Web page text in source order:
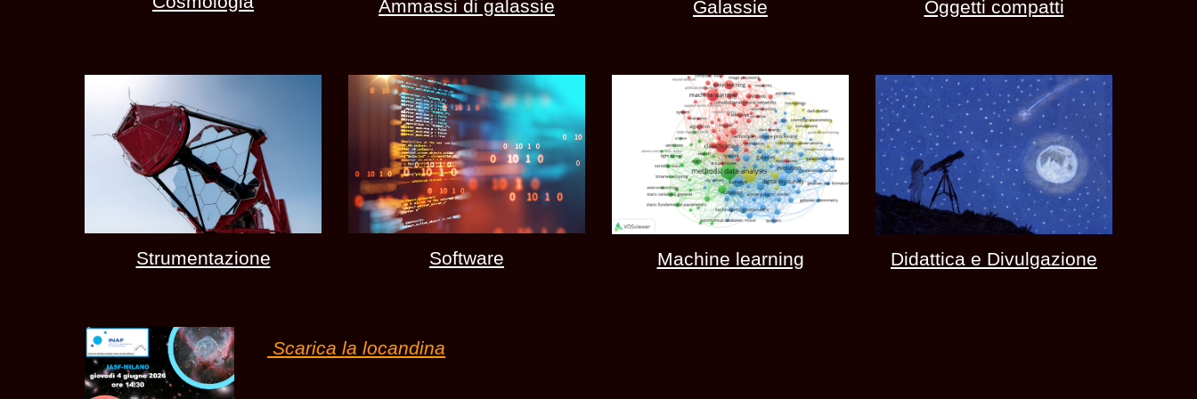
Ammassi di galassie Galassie Oggetti compatti
Strumentazione Software Machine learning Didattica e Divulgazione
Scarica la locandina